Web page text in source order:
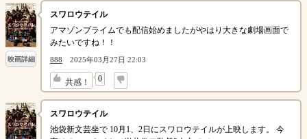
映画詳細
スワロウテイル
アマゾンプライムでも配信始めましたがやはり大きな劇場画面で
みたいですね！！
888 2025年03月27日 22:03
共感！ 0
↓
スワロウテイル
池袋新文芸坐で 10月1、2日にスワロウテイルが上映します。 今